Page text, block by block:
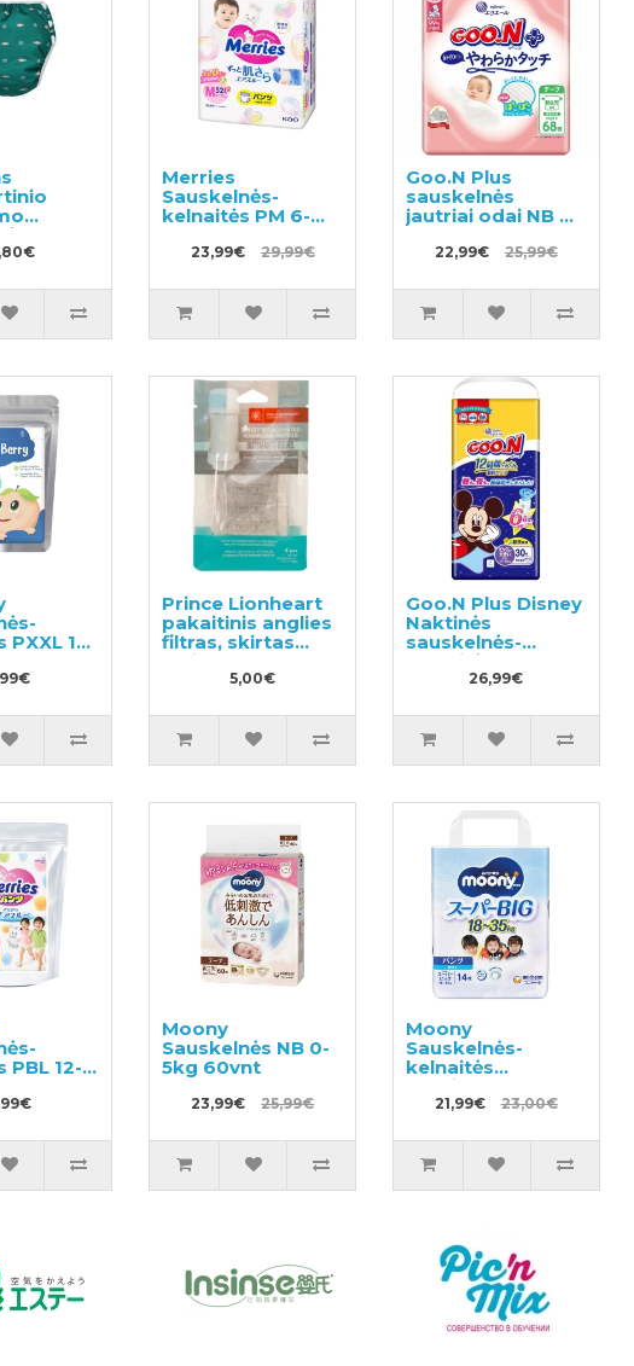
ir
Merries
Sauskelnės-
kelnaitės PM 6-
23,99€ 29,99€
Goo.N Plus
sauskelnės
jautriai odai NB 0–
22,99€ 25,99€
15-
Prince Lionheart
pakaitinis anglies
filtras, skirtas
Twist'R 2vnt
5,00€
Goo.N Plus Disney
Naktinės
sauskelnės-
kelnaitės BIG 13-
28 kg 30vnt
26,99€
PBL 12-
Moony
Sauskelnės NB 0-
5kg 60vnt
23,99€ 25,99€
Moony
Sauskelnės-
kelnaitės
berniukams BIG
Boy 18-35kg 14vnt
21,99€ 23,00€